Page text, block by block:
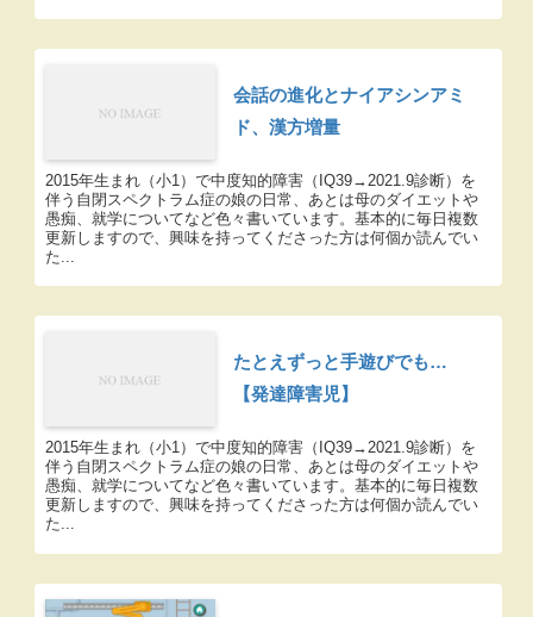
会話の進化とナイアシンアミ
ド、漢方増量
2015年生まれ（小1）で中度知的障害（IQ39→2021.9診断）を
伴う自閉スペクトラム症の娘の日常、あとは母のダイエットや
愚痴、就学についてなど色々書いています。基本的に毎日複数
更新しますので、興味を持ってくださった方は何個か読んでい
た...
たとえずっと手遊びでも…
【発達障害児】
2015年生まれ（小1）で中度知的障害（IQ39→2021.9診断）を
伴う自閉スペクトラム症の娘の日常、あとは母のダイエットや
愚痴、就学についてなど色々書いています。基本的に毎日複数
更新しますので、興味を持ってくださった方は何個か読んでい
た...